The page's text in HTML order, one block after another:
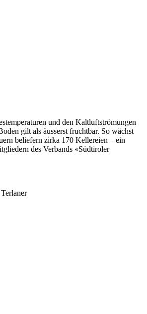
und den Kaltluftströmungen
gilt als äusserst fruchtbar. So wächst
beliefern zirka 170 Kellereien – ein
des Verbands «Südtiroler